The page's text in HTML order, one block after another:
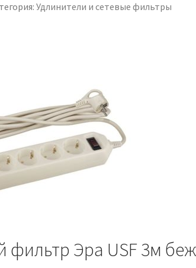
Удлинители и сетевые фильтры
фильтр Эра USF 3м